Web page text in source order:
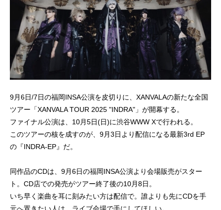
9月6日/7日の福岡INSA公演を皮切りに、XANVALAの新たな全国
ツアー「XANVALA TOUR 2025 "INDRA"」が開幕する。
ファイナル公演は、10月5日(日)に渋谷WWW Xで行われる。
このツアーの核を成すのが、9月3日より配信になる最新3rd EP
の『INDRA-EP』だ。
同作品のCDは、9月6日の福岡INSA公演より会場販売がスター
ト。CD店での発売がツアー終了後の10月8日。
いち早く楽曲を耳に刻みたい方は配信で。誰よりも先にCDを手
元へ置きたい人は、ライブ会場で手にしてほしい。